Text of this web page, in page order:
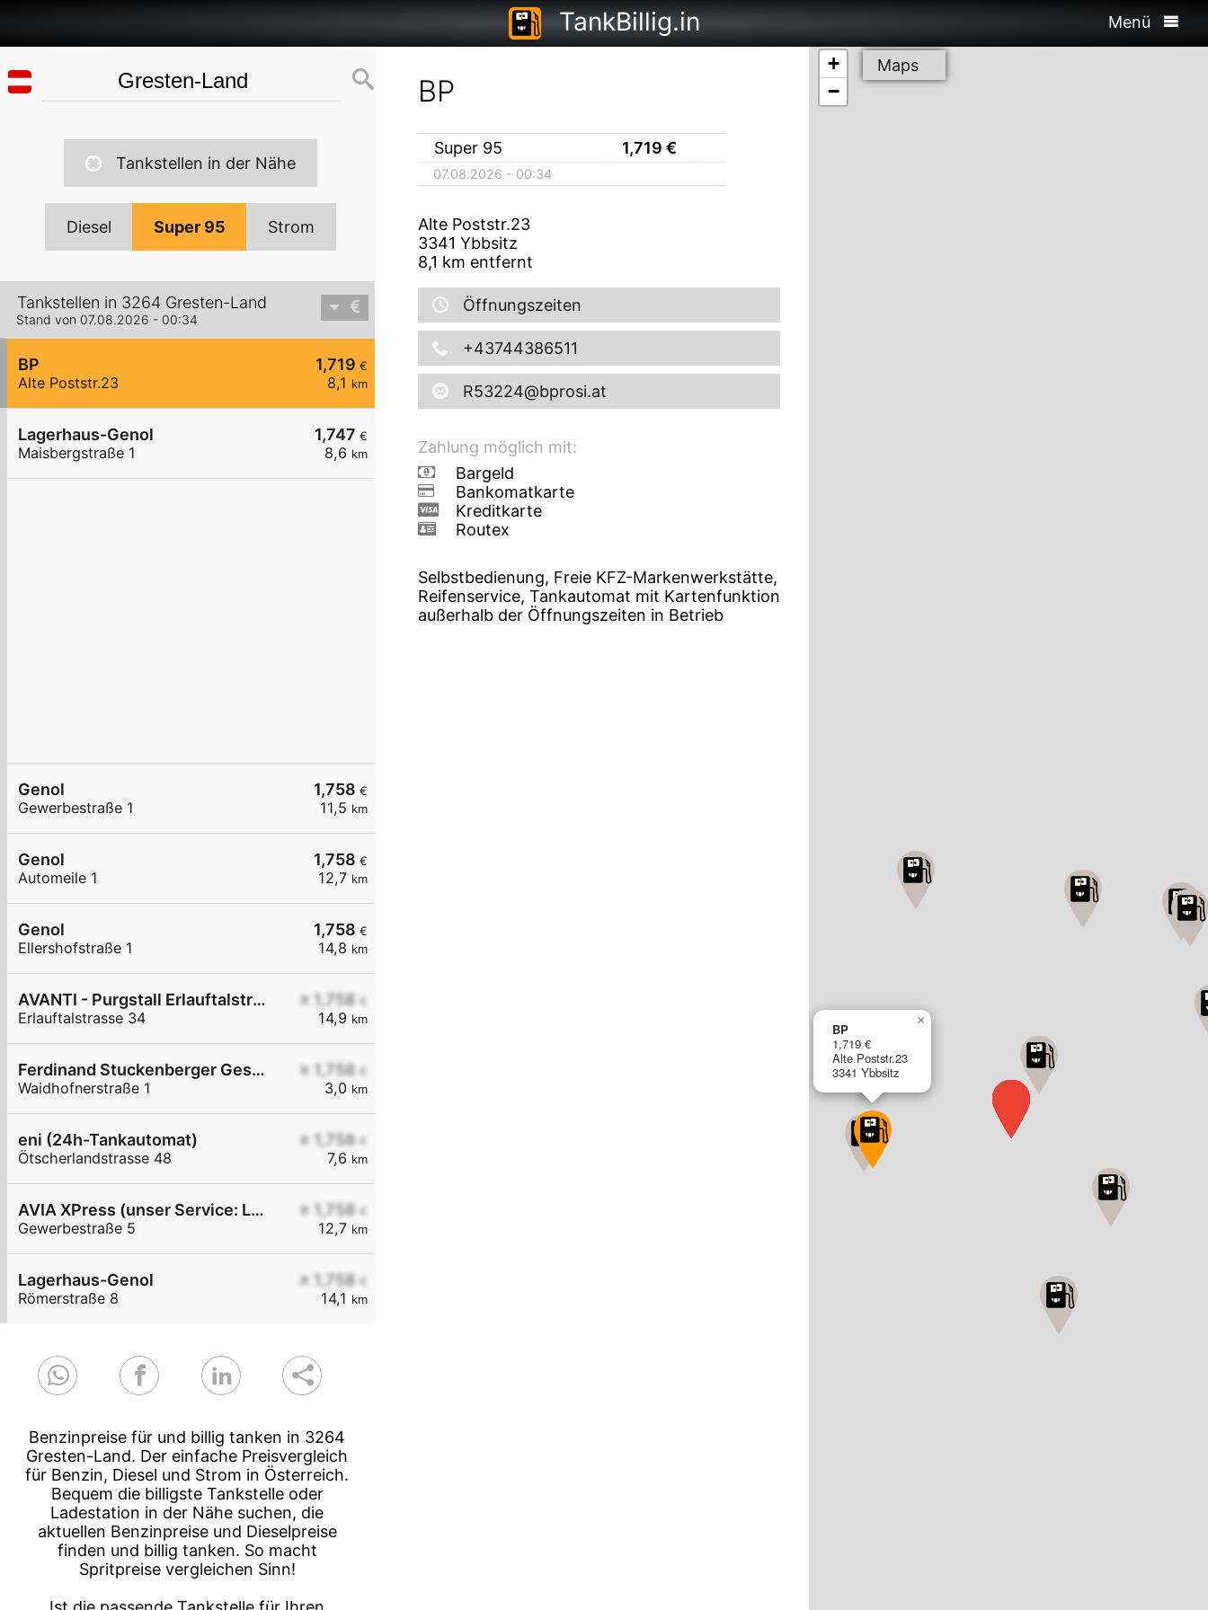
TankBillig.in Menü
Tankstellen in der Nähe
Diesel Super 95 Strom
Tankstellen in 3264 Gresten-Land
Stand von 07.08.2026 - 00:34
1,719 €
8,1 km
BP
Alte Poststr.23
1,747 €
8,6 km
Lagerhaus-Genol
Maisbergstraße 1
1,758 €
11,5 km
Genol
Gewerbestraße 1
1,758 €
12,7 km
Genol
Automeile 1
1,758 €
14,8 km
Genol
Ellershofstraße 1
≥ 1,758 €
14,9 km
AVANTI - Purgstall Erlauftalstraße 34
Erlauftalstrasse 34
≥ 1,758 €
3,0 km
Ferdinand Stuckenberger GesmbH
Waidhofnerstraße 1
≥ 1,758 €
7,6 km
eni (24h-Tankautomat)
Ötscherlandstrasse 48
≥ 1,758 €
12,7 km
AVIA XPress (unser Service: Luft und Wasser)
Gewerbestraße 5
≥ 1,758 €
14,1 km
Lagerhaus-Genol
Römerstraße 8
Benzinpreise für und billig tanken in 3264
Gresten-Land. Der einfache Preisvergleich
für Benzin, Diesel und Strom in Österreich.
Bequem die billigste Tankstelle oder
Ladestation in der Nähe suchen, die
aktuellen Benzinpreise und Dieselpreise
finden und billig tanken. So macht
Spritpreise vergleichen Sinn!
BP
Super 95 1,719 €
07.08.2026 - 00:34
Alte Poststr.23
3341 Ybbsitz
8,1 km entfernt
Öffnungszeiten
+43744386511
R53224@bprosi.at
Zahlung möglich mit:
Bargeld
Bankomatkarte
Kreditkarte
Routex
Selbstbedienung, Freie KFZ-Markenwerkstätte,
Reifenservice, Tankautomat mit Kartenfunktion
außerhalb der Öffnungszeiten in Betrieb
BP
1,719 €
Alte Poststr.23
3341 Ybbsitz
×
+
−
Maps